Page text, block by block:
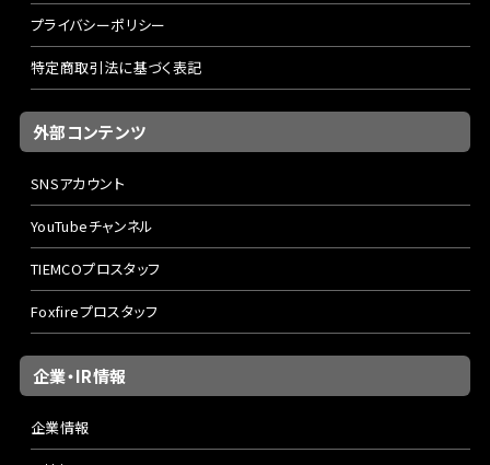
プライバシーポリシー
特定商取引法に基づく表記
外部コンテンツ
SNSアカウント
YouTubeチャンネル
TIEMCOプロスタッフ
Foxfireプロスタッフ
企業・IR情報
企業情報